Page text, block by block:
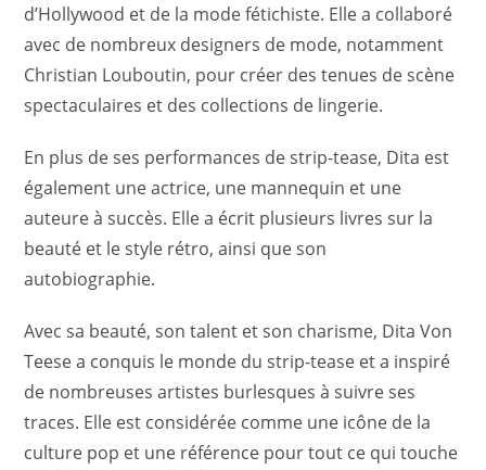
d’Hollywood et de la mode fétichiste. Elle a collaboré
avec de nombreux designers de mode, notamment
Christian Louboutin, pour créer des tenues de scène
spectaculaires et des collections de lingerie.
En plus de ses performances de strip-tease, Dita est
également une actrice, une mannequin et une
auteure à succès. Elle a écrit plusieurs livres sur la
beauté et le style rétro, ainsi que son
autobiographie.
Avec sa beauté, son talent et son charisme, Dita Von
Teese a conquis le monde du strip-tease et a inspiré
de nombreuses artistes burlesques à suivre ses
traces. Elle est considérée comme une icône de la
culture pop et une référence pour tout ce qui touche